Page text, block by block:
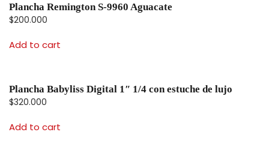
Plancha Remington S-9960 Aguacate
$200.000
Add to cart
Plancha Babyliss Digital 1″ 1/4 con estuche de lujo
$320.000
Add to cart